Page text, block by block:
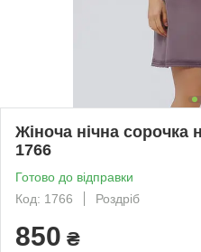
Жіноча нічна сорочка
1766
Готово до відправки
Код: 1766
Роздріб
850 ₴